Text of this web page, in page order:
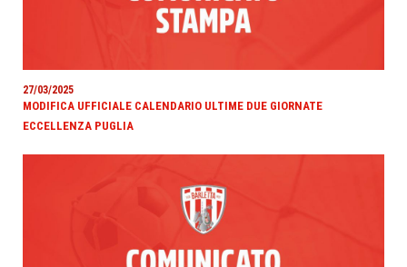
27/03/2025
MODIFICA UFFICIALE CALENDARIO ULTIME DUE GIORNATE
ECCELLENZA PUGLIA